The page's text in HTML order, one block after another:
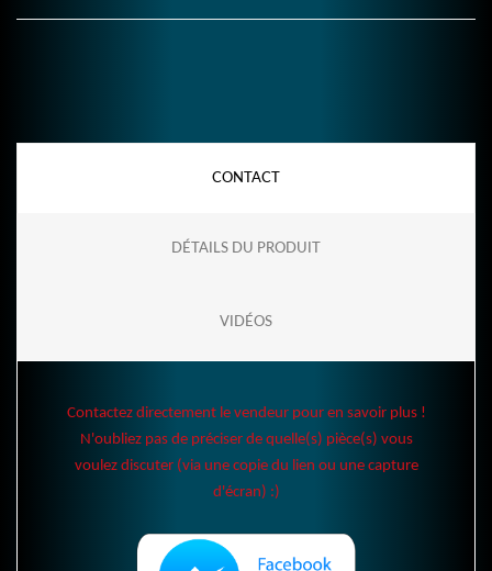
CONTACT
DÉTAILS DU PRODUIT
VIDÉOS
Contactez directement le vendeur pour en savoir plus !
N'oubliez pas de préciser de quelle(s) pièce(s) vous
voulez discuter (via une copie du lien ou une capture
d'écran) :)